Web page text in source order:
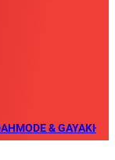
MODE & GAYA